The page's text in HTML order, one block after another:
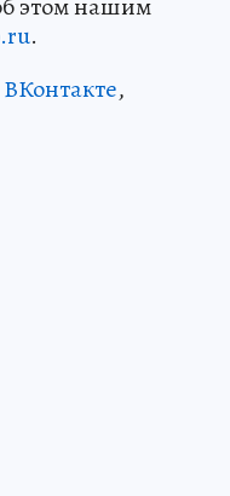
.
ВКонтакте,